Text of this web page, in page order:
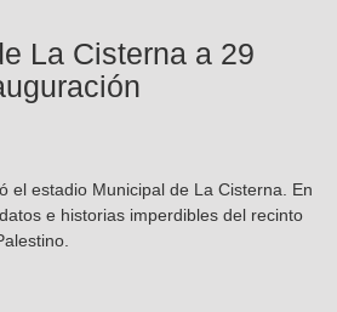
La Cisterna a 29
el estadio Municipal de La Cisterna. En
e historias imperdibles del recinto